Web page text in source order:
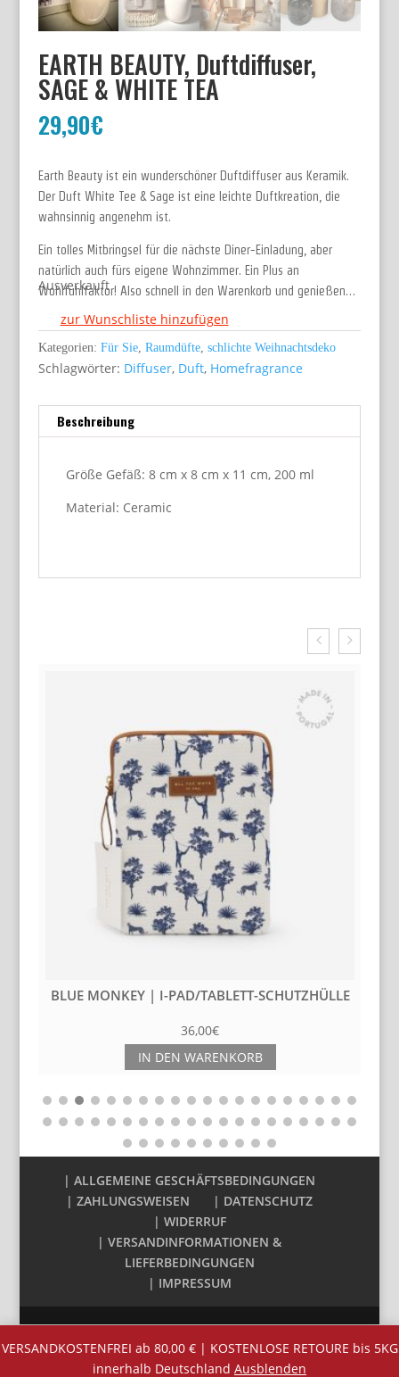
EARTH BEAUTY, Duftdiffuser,
SAGE & WHITE TEA
29,90€
Earth Beauty ist ein wunderschöner Duftdiffuser aus Keramik.
Der Duft White Tee & Sage ist eine leichte Duftkreation, die
wahnsinnig angenehm ist.
Ein tolles Mitbringsel für die nächste Diner-Einladung, aber
natürlich auch fürs eigene Wohnzimmer. Ein Plus an
Wohlfühlfaktor! Also schnell in den Warenkorb und genießen…
Ausverkauft
zur Wunschliste hinzufügen
Kategorien: Für Sie, Raumdüfte, schlichte Weihnachtsdeko
Schlagwörter: Diffuser, Duft, Homefragrance
Beschreibung
Größe Gefäß: 8 cm x 8 cm x 11 cm, 200 ml
Material: Ceramic
BLUE MONKEY | I-PAD/TABLETT-SCHUTZHÜLLE
36,00€
IN DEN WARENKORB
| ALLGEMEINE GESCHÄFTSBEDINGUNGEN
| ZAHLUNGSWEISEN
| DATENSCHUTZ
| WIDERRUF
| VERSANDINFORMATIONEN &
LIEFERBEDINGUNGEN
| IMPRESSUM
VERSANDKOSTENFREI ab 80,00 € | KOSTENLOSE RETOURE bis 5KG
innerhalb Deutschland Ausblenden